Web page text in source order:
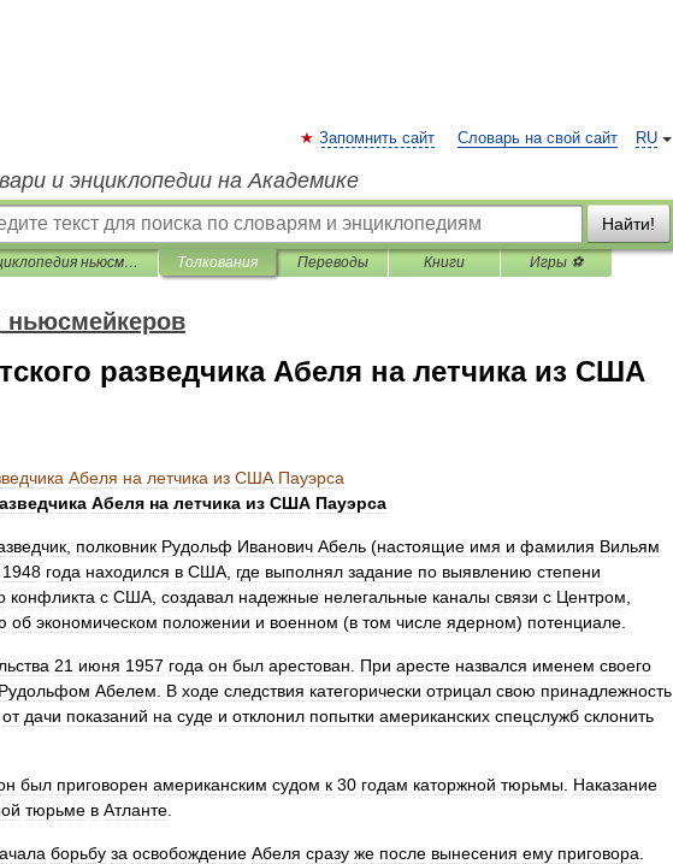
RU
Запомнить сайт Словарь на свой сайт
и энциклопедии на Академике
Найти!
Энциклопедия ньюсмейкеров Толкования Переводы Книги Игры ⚽
ньюсмейкеров
разведчика Абеля на летчика из США
Абеля на летчика из США Пауэрса
Абеля на летчика из США Пауэрса
полковник Рудольф Иванович Абель (настоящие имя и фамилия Вильям
1948 года находился в США где выполнял задание по выявлению степени
конфликта с США создавал надежные нелегальные каналы связи с Центром
об экономическом положении и военном (в том числе ядерном) потенциале
21 июня 1957 года он был арестован При аресте назвался именем своего
Рудольфом Абелем В ходе следствия категорически отрицал свою принадлежность
от дачи показаний на суде и отклонил попытки американских спецслужб склонить
был приговорен американским судом к 30 годам каторжной тюрьмы Наказание
тюрьме в Атланте
борьбу за освобождение Абеля сразу же после вынесения ему приговора